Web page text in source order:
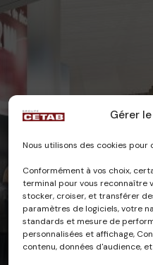
Gérer
Nous utilisons des cookies
Conformément à vos choix,
terminal pour vous reconnaître
stocker, croiser, et transférer
paramètres de logiciels, votre
standards et mesure de
personnalisées et affichage,
contenu, données d'audience,